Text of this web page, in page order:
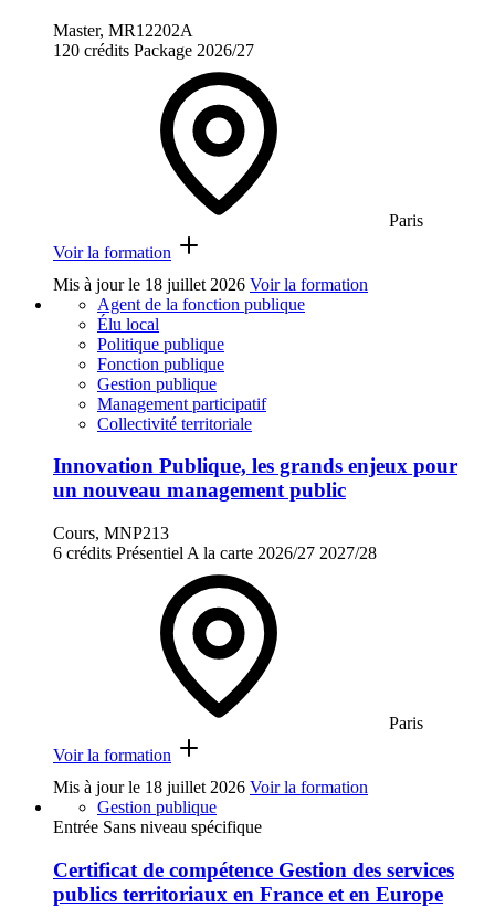
Master, MR12202A
120 crédits Package 2026/27
Paris
Voir la formation
Mis à jour le 18 juillet 2026 Voir la formation
Agent de la fonction publique
Élu local
Politique publique
Fonction publique
Gestion publique
Management participatif
Collectivité territoriale
Innovation Publique, les grands enjeux pour
un nouveau management public
Cours, MNP213
6 crédits Présentiel A la carte 2026/27 2027/28
Paris
Voir la formation
Mis à jour le 18 juillet 2026 Voir la formation
Gestion publique
Entrée Sans niveau spécifique
Certificat de compétence Gestion des services
publics territoriaux en France et en Europe